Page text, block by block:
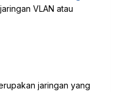
jaringan VLAN atau
jaringan yang